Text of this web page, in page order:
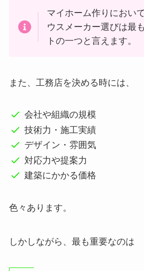
マイホーム作りにおい
ウスメーカー選びは最
トの一つと言えます。
また、工務店を決める時には、
会社や組織の規模
技術力・施工実績
デザイン・雰囲気
対応力や提案力
建築にかかる価格
色々あります。
しかしながら、最も重要なのは